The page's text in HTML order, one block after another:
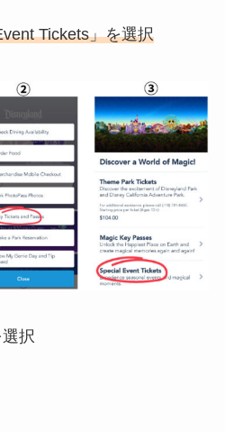
Tickets」を選択
択